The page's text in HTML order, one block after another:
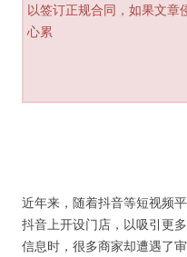
以签订正规合同，如果文章
心累
近年来，随着抖音等短视频
抖音上开设门店，以吸引更
信息时，很多商家却遭遇了